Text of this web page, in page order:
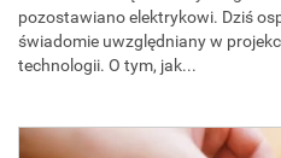
pozostawiano elektrykowi. Dziś
świadomie uwzględniany w
technologii. O tym, jak...